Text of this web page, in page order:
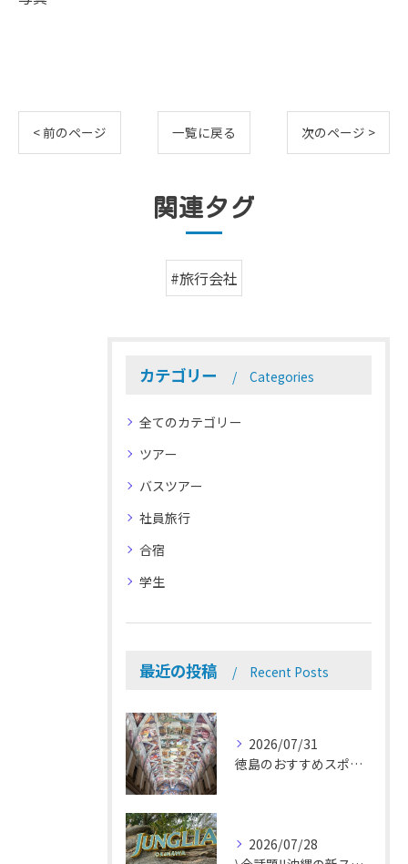
< 前のページ 一覧に戻る 次のページ >
関連タグ
#旅行会社
カテゴリー Categories
全てのカテゴリー
ツアー
バスツアー
社員旅行
合宿
学生
最近の投稿 Recent Posts
2026/07/31
徳島のおすすめスポット🎨💗
2026/07/28